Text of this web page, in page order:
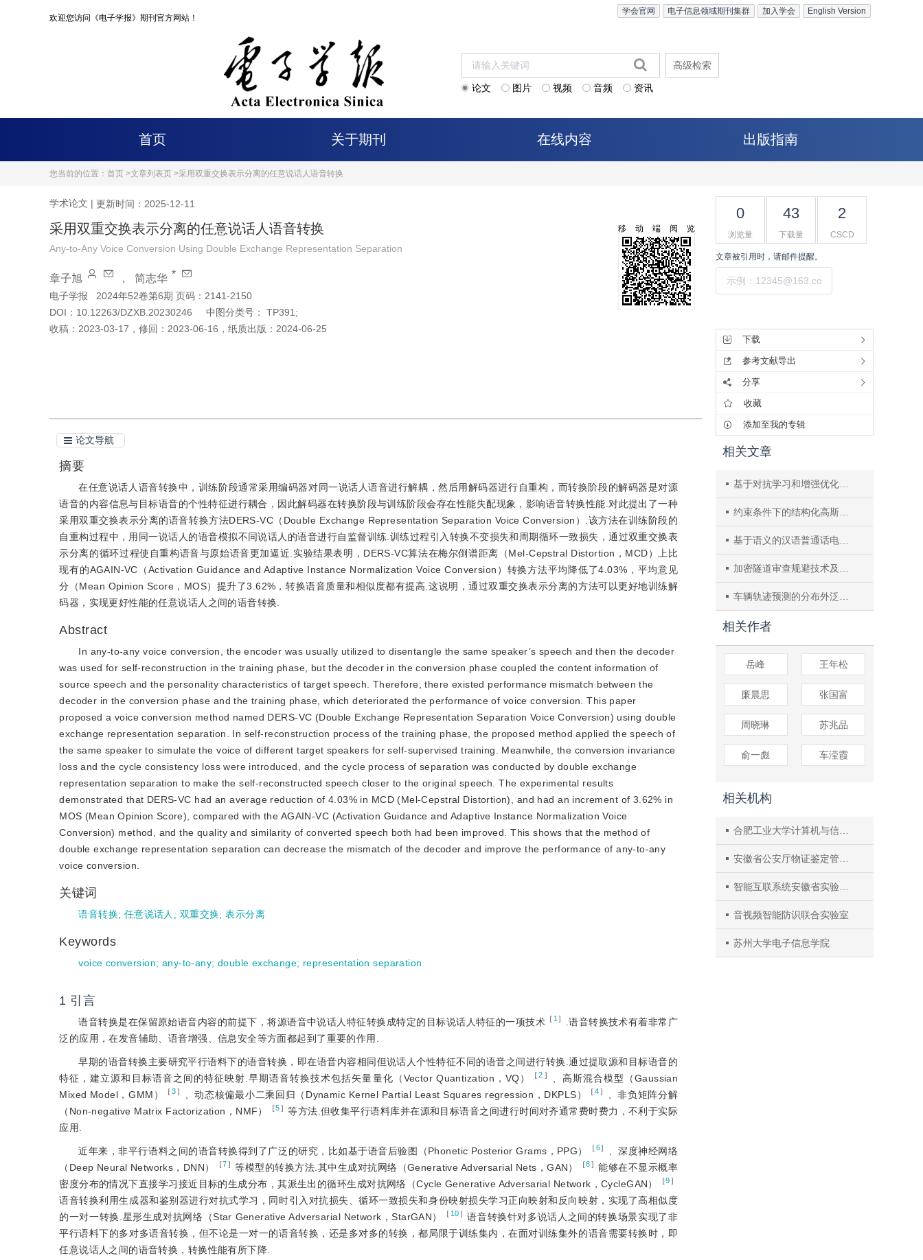
欢迎您访问《电子学报》期刊官方网站！
English Version
加入学会
电子信息领域期刊集群
学会官网
论文 图片 视频 音频 资讯
高级检索
首页 关于期刊 在线内容 出版指南
您当前的位置： 首页 >文章列表页 >采用双重交换表示分离的任意说话人语音转换
学术论文 | 更新时间：2025-12-11
采用双重交换表示分离的任意说话人语音转换
Any-to-Any Voice Conversion Using Double Exchange Representation Separation
章子旭 ， 简志华 *
电子学报
2024年52卷第6期 页码：2141-2150
DOI： 10.12263/DZXB.20230246 中图分类号：
TP391;
收稿： 2023-03-17 ， 修回： 2023-06-16 ， 纸质出版： 2024-06-25
移动端阅览
论文导航
摘要
在任意说话人语音转换中，训练阶段通常采用编码器对同一说话人语音进行解耦，然后用解码器进行自重构，而转换阶段的解码器是对源
语音的内容信息与目标语音的个性特征进行耦合，因此解码器在转换阶段与训练阶段会存在性能失配现象，影响语音转换性能.对此提出了一种
采用双重交换表示分离的语音转换方法DERS-VC（Double Exchange Representation Separation Voice Conversion）.该方法在训练阶段的
自重构过程中，用同一说话人的语音模拟不同说话人的语音进行自监督训练.训练过程引入转换不变损失和周期循环一致损失，通过双重交换表
示分离的循环过程使自重构语音与原始语音更加逼近.实验结果表明，DERS-VC算法在梅尔倒谱距离（Mel-Cepstral Distortion，MCD）上比
现有的AGAIN-VC（Activation Guidance and Adaptive Instance Normalization Voice Conversion）转换方法平均降低了4.03%，平均意见
分（Mean Opinion Score，MOS）提升了3.62%，转换语音质量和相似度都有提高.这说明，通过双重交换表示分离的方法可以更好地训练解
码器，实现更好性能的任意说话人之间的语音转换.
Abstract
In any-to-any voice conversion, the encoder was usually utilized to disentangle the same speaker’s speech and then the decoder
was used for self-reconstruction in the training phase, but the decoder in the conversion phase coupled the content information of
source speech and the personality characteristics of target speech. Therefore, there existed performance mismatch between the
decoder in the conversion phase and the training phase, which deteriorated the performance of voice conversion. This paper
proposed a voice conversion method named DERS-VC (Double Exchange Representation Separation Voice Conversion) using double
exchange representation separation. In self-reconstruction process of the training phase, the proposed method applied the speech of
the same speaker to simulate the voice of different target speakers for self-supervised training. Meanwhile, the conversion invariance
loss and the cycle consistency loss were introduced, and the cycle process of separation was conducted by double exchange
representation separation to make the self-reconstructed speech closer to the original speech. The experimental results
demonstrated that DERS-VC had an average reduction of 4.03% in MCD (Mel-Cepstral Distortion), and had an increment of 3.62% in
MOS (Mean Opinion Score), compared with the AGAIN-VC (Activation Guidance and Adaptive Instance Normalization Voice
Conversion) method, and the quality and similarity of converted speech both had been improved. This shows that the method of
double exchange representation separation can decrease the mismatch of the decoder and improve the performance of any-to-any
voice conversion.
关键词
语音转换; 任意说话人 ; 双重交换;表示分离
Keywords
voice conversion; any-to-any; double exchange; representation separation
1 引言
语音转换是在保留原始语音内容的前提下，将源语音中说话人特征转换成特定的目标说话人特征的一项技术 ［ 1 ］
.语音转换技术有着非常广
泛的应用，在发音辅助、语音增强、信息安全等方面都起到了重要的作用.
早期的语音转换主要研究平行语料下的语音转换，即在语音内容相同但说话人个性特征不同的语音之间进行转换.通过提取源和目标语音的
特征，建立源和目标语音之间的特征映射.早期语音转换技术包括矢量量化（Vector Quantization，VQ）
［2 ］
、高斯混合模型（Gaussian
Mixed Model，GMM）
［3］ 、动态核偏最小二乘回归（Dynamic Kernel Partial Least Squares regression，DKPLS） ［4］
、非负矩阵分解
（Non-negative Matrix Factorization，NMF）
［5］等方法.但收集平行语料库并在源和目标语音之间进行时间对齐通常费时费力，不利于实际
应用.
近年来，非平行语料之间的语音转换得到了广泛的研究，比如基于语音后验图（Phonetic Posterior Grams，PPG） ［6］
、深度神经网络
（Deep Neural Networks，DNN）
［7］等模型的转换方法.其中生成对抗网络（Generative Adversarial Nets，GAN） ［8］能够在不显示概率
密度分布的情况下直接学习接近目标的生成分布，其派生出的循环生成对抗网络（Cycle Generative Adversarial Network，CycleGAN）
［9］
语音转换利用生成器和鉴别器进行对抗式学习，同时引入对抗损失、循环一致损失和身份映射损失学习正向映射和反向映射，实现了高相似度
的一对一转换.星形生成对抗网络（Star Generative Adversarial Network，StarGAN）
［ 10］语音转换针对多说话人之间的转换场景实现了非
平行语料下的多对多语音转换，但不论是一对一的语音转换，还是多对多的转换，都局限于训练集内，在面对训练集外的语音需要转换时，即
任意说话人之间的语音转换，转换性能有所下降.
0
浏览量
43
下载量
2
CSCD
文章被引用时，请邮件提醒。
下载
参考文献导出
分享
收藏
添加至我的专辑
相关文章
基于对抗学习和增强优化的深度转换语音还原方法
约束条件下的结构化高斯混合模型及非平行语料语音转换
基于语义的汉语普通话电子喉语音转换增强
加密隧道审查规避技术及流量分析研究综述
车辆轨迹预测的分布外泛化：一种社会交互因果模型框架
相关作者
岳峰 王年松
廉晨思 张国富
周晓琳 苏兆品
俞一彪 车滢霞
相关机构
合肥工业大学计算机与信息学院
安徽省公安厅物证鉴定管理处
智能互联系统安徽省实验室（合肥工业大学）
音视频智能防识联合实验室
苏州大学电子信息学院